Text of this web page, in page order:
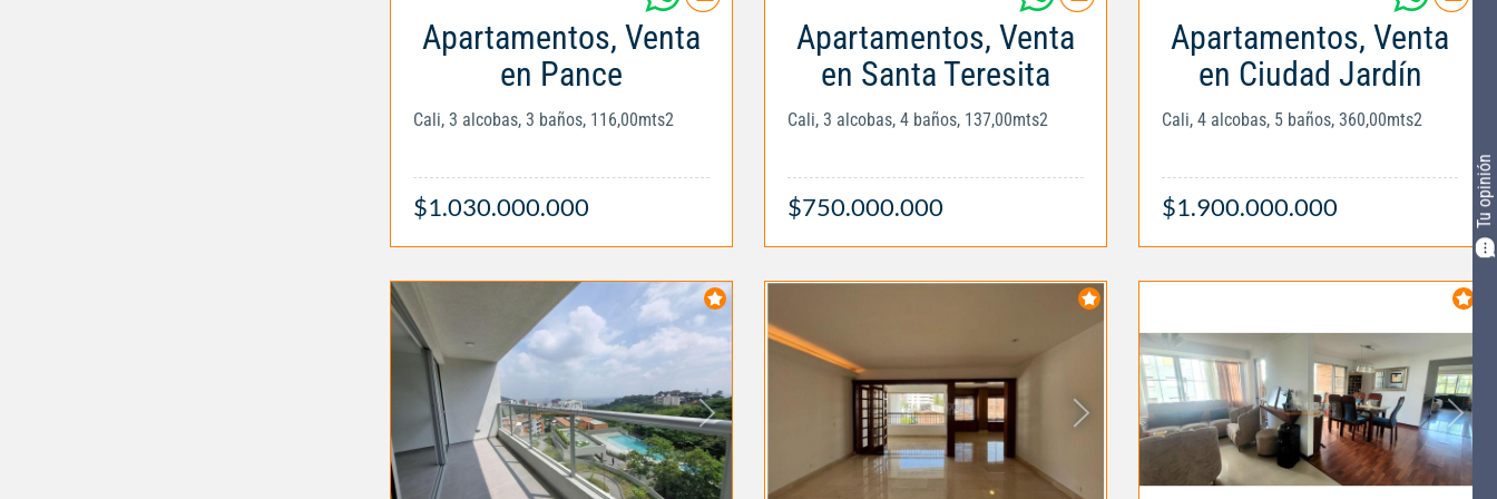
Tu opinión
Apartamentos, Venta
en Pance
Cali, 3 alcobas, 3 baños, 116,00mts2
$1.030.000.000
Apartamentos, Venta
en Santa Teresita
Cali, 3 alcobas, 4 baños, 137,00mts2
$750.000.000
Apartamentos, Venta
en Ciudad Jardín
Cali, 4 alcobas, 5 baños, 360,00mts2
$1.900.000.000